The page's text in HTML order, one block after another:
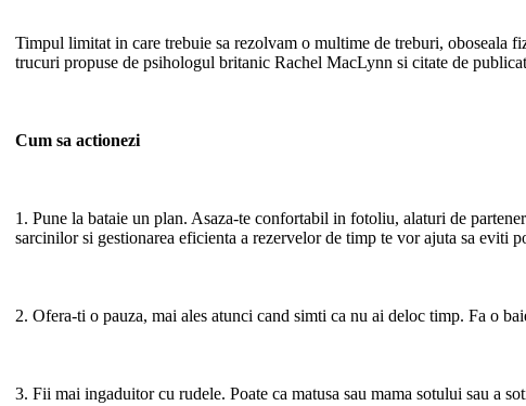
Timpul limitat in care trebuie sa rezolvam o multime de treburi, oboseala
trucuri propuse de psihologul britanic Rachel MacLynn si citate de
Cum sa actionezi
1. Pune la bataie un plan. Asaza-te confortabil in fotoliu, alaturi de
sarcinilor si gestionarea eficienta a rezervelor de timp te vor ajuta sa eviti
2. Ofera-ti o pauza, mai ales atunci cand simti ca nu ai deloc timp. Fa o
3. Fii mai ingaduitor cu rudele. Poate ca matusa sau mama sotului sau a